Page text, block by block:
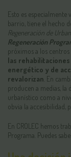
Esto es
barrio, tiene el hecho
Regeneración de
Regeneración
próximos a los
las
energético y de
revalorizan . En
producen a medias, la
urbanístico como a
obvia la accesibilidad,
En CROLEC hemos
Programa. Puedes